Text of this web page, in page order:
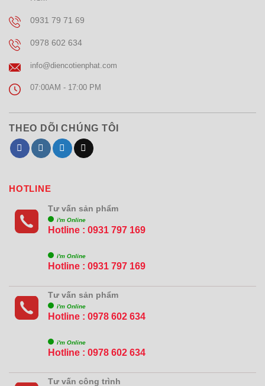
0931 79 71 69
0978 602 634
info@diencotienphat.com
07:00AM - 17:00 PM
THEO DÕI CHÚNG TÔI
HOTLINE
Tư vấn sản phẩm
i'm Online
Hotline : 0931 797 169
i'm Online
Hotline : 0931 797 169
Tư vấn sản phẩm
i'm Online
Hotline : 0978 602 634
i'm Online
Hotline : 0978 602 634
Tư vấn công trình